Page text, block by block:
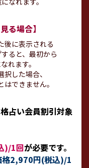
る場合】
後に表示される
ると、最初から
れます。
した場合、
できません。
占い会員割引対象
)/1回が必要です。
格2,970円(税込)/1